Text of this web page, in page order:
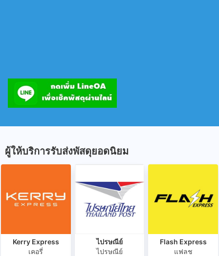
ผู้ให้บริการรับส่งพัสดุยอดนิยม
Kerry Express
เคอรี่
ไปรษณีย์
ไปรษณีย์
Flash Express
แฟลช